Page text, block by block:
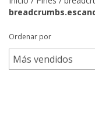
Ordenar por